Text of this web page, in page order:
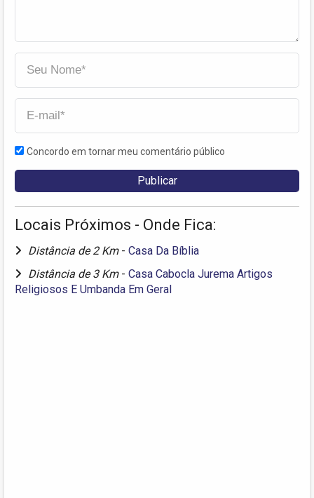
Concordo em tornar meu comentário público
Locais Próximos - Onde Fica:
Distância de 2 Km - Casa Da Bíblia
Distância de 3 Km - Casa Cabocla Jurema Artigos
Religiosos E Umbanda Em Geral